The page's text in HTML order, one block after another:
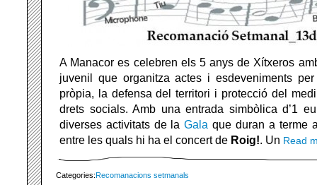
A Manacor es celebren els 5 anys de Xítxeros
juvenil que organitza actes i esdeveniments
pròpia, la defensa del territori i protecció del
drets socials. Amb una entrada simbòlica d’1
diverses activitats de laGala que duran a terme
entre les quals hi ha el concert de Roig!. Un Read
Categories:Recomanacions setmanals